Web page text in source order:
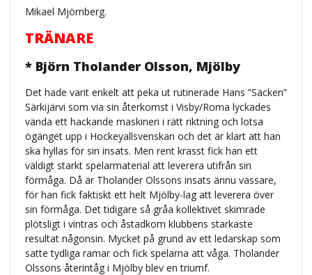
Mikael Mjörnberg.
TRÄNARE
* Björn Tholander Olsson, Mjölby
Det hade varit enkelt att peka ut rutinerade Hans ”Säcken”
Särkijärvi som via sin återkomst i Visby/Roma lyckades
vända ett hackande maskineri i rätt riktning och lotsa
ögänget upp i Hockeyallsvenskan och det är klart att han
ska hyllas för sin insats. Men rent krasst fick han ett
väldigt starkt spelarmaterial att leverera utifrån sin
förmåga. Då är Tholander Olssons insats ännu vassare,
för han fick faktiskt ett helt Mjölby-lag att leverera över
sin förmåga. Det tidigare så gråa kollektivet skimrade
plötsligt i vintras och åstadkom klubbens starkaste
resultat någonsin. Mycket på grund av ett ledarskap som
satte tydliga ramar och fick spelarna att våga. Tholander
Olssons återintåg i Mjölby blev en triumf.